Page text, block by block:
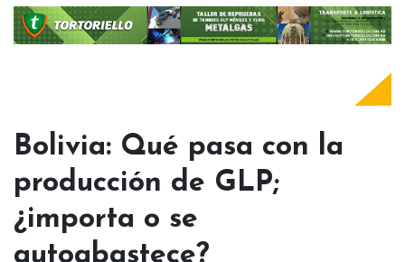
Bolivia: Qué pasa con la
producción de GLP;
¿importa o se
autoabastece?